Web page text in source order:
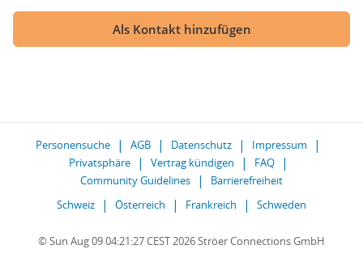
Als Kontakt hinzufügen
Personensuche AGB Datenschutz
Impressum
Privatsphäre
Vertrag kündigen
FAQ
Community Guidelines
Barrierefreiheit
Schweiz
Österreich Frankreich Schweden
© Sun Aug 09 04:21:27 CEST 2026 Ströer Connections GmbH